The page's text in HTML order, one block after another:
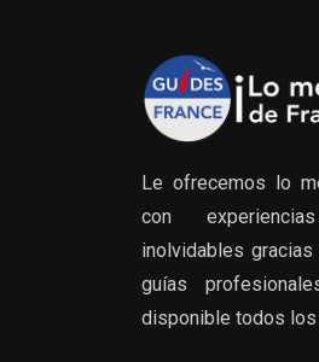
Le ofrecemos lo
con
inolvidables
guías
disponible todos los